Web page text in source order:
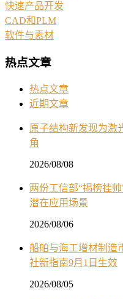
快速产品开发
CAD和PLM
软件与素材
热点文章
热点文章
近期文章
原子结构新发现为激
角
2026/08/08
两份工信部“揭榜挂
潜在应用场景
2026/08/06
船舶与海工增材制造
社新指南9月1日生效
2026/08/05